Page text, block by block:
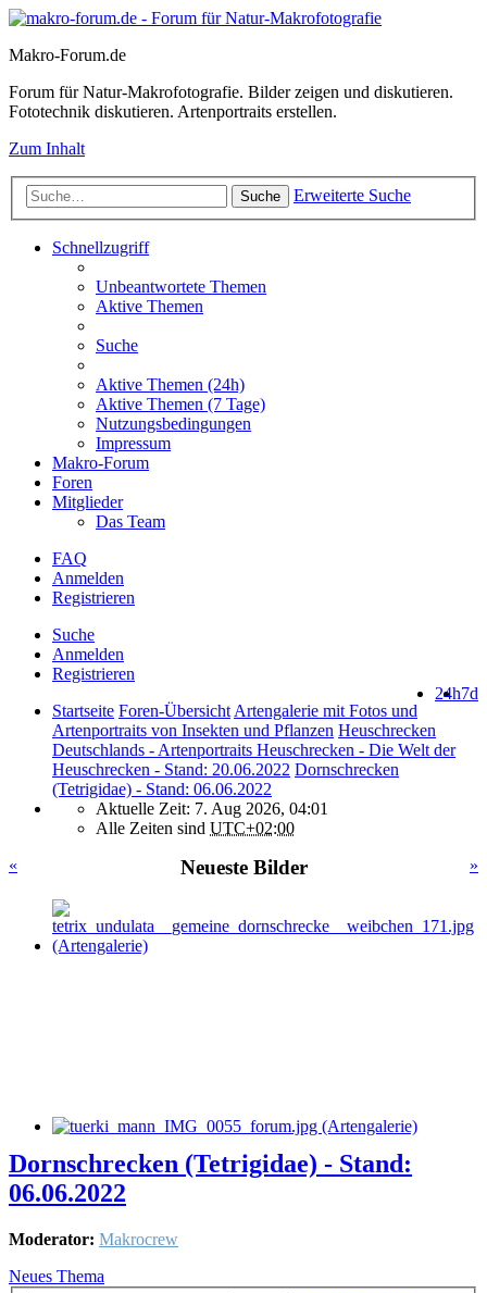
Makro-Forum.de
Forum für Natur-Makrofotografie. Bilder zeigen und diskutieren.
Fototechnik diskutieren. Artenportraits erstellen.
Zum Inhalt
Suche Erweiterte Suche
Schnellzugriff
Unbeantwortete Themen
Aktive Themen
Suche
Aktive Themen (24h)
Aktive Themen (7 Tage)
Nutzungsbedingungen
Impressum
Makro-Forum
Foren
Mitglieder
Das Team
FAQ
Anmelden
Registrieren
Suche
Anmelden
Registrieren
7d
24h
Startseite Foren-Übersicht Artengalerie mit Fotos und
Artenportraits von Insekten und Pflanzen Heuschrecken
Deutschlands - Artenportraits Heuschrecken - Die Welt der
Heuschrecken - Stand: 20.06.2022 Dornschrecken
(Tetrigidae) - Stand: 06.06.2022
Aktuelle Zeit: 7. Aug 2026, 04:01
Alle Zeiten sind UTC+02:00
«
»
Neueste Bilder
Dornschrecken (Tetrigidae) - Stand:
06.06.2022
Moderator: Makrocrew
Neues Thema